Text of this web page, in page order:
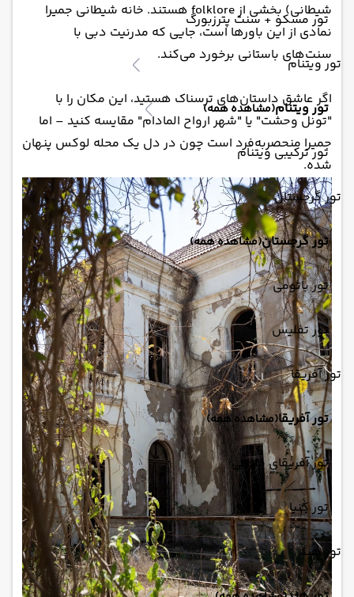
تور مسکو + سنت پترزبورگ
تور ویتنام
تور ویتنام(مشاهده همه)
تور ترکیبی ویتنام
تور گرجستان
تور گرجستان(مشاهده همه)
تور باتومی
تور تفلیس
تور آفریقا
تور آفریقا(مشاهده همه)
تور آفریقای جنوبی
تور کنیا
تور هند
شیطانی) بخشی از folklore هستند. خانه شیطانی جمیرا
نمادی از این باورها است، جایی که مدرنیت دبی با
سنت‌های باستانی برخورد می‌کند.
اگر عاشق داستان‌های ترسناک هستید، این مکان را با
"تونل وحشت" یا "شهر ارواح المادام" مقایسه کنید – اما
جمیرا منحصربه‌فرد است چون در دل یک محله لوکس پنهان
شده.